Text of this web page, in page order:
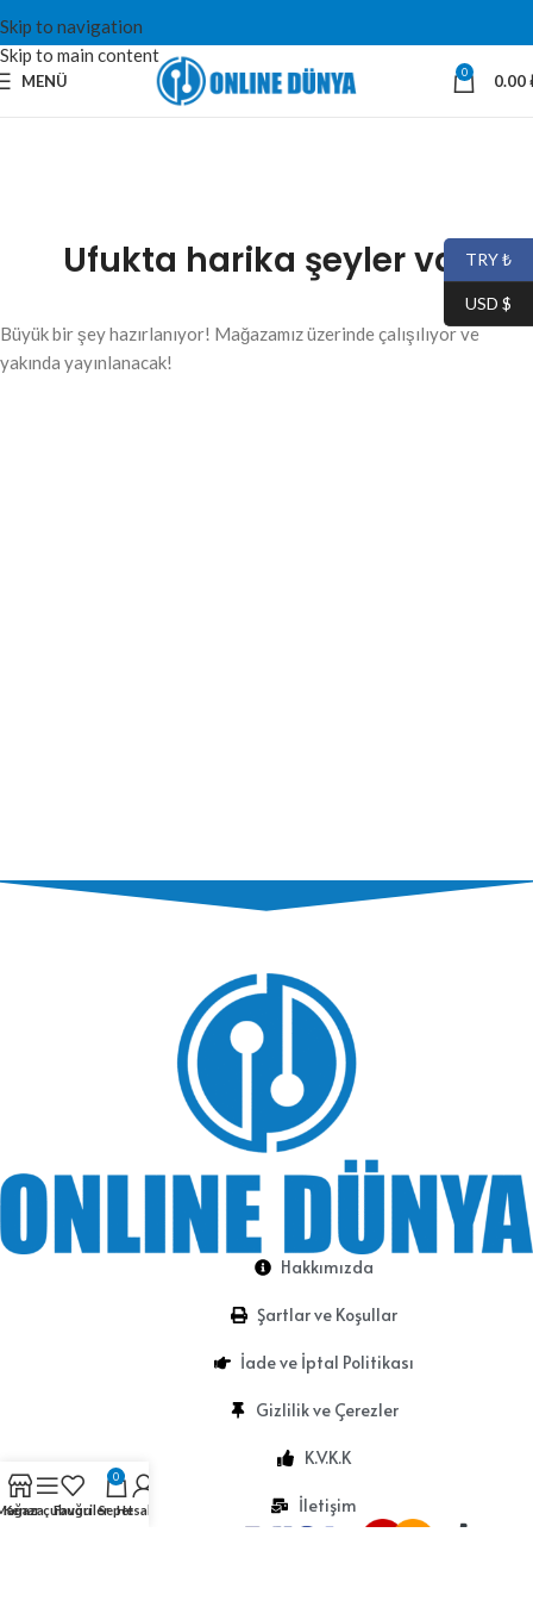
Skip to navigation
Skip to main content
MENÜ 0 0.00
Ufukta harika şeyler var
Büyük bir şey hazırlanıyor! Mağazamız üzerinde çalışılıyor ve
yakında yayınlanacak!
Hakkımızda
Şartlar ve Koşullar
İade ve İptal Politikası
Gizlilik ve Çerezler
K.V.K.K
İletişim
TRY ₺
USD $
Kenar çubuğu
Favoriler
0
SepetHesabım